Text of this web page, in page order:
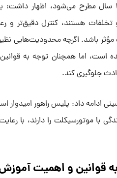
۱۸ به ۱۶ سال مطرح می‌شود، اظهار
هستند، کنترل دقیق‌تر و
باشد. اگرچه محدودیت‌هایی
است، اما همچنان توجه به
جلوگیری کند.
ادامه داد: پلیس راهور امیدوار
با موتورسیکلت را دارند، با
قوانین و اهمیت